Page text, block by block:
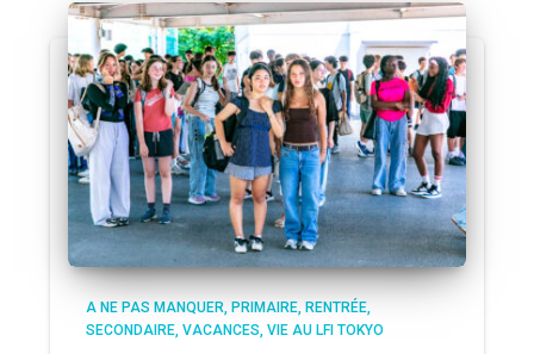
A NE PAS MANQUER PRIMAIRE RENTRÉE
SECONDAIRE VACANCES VIE AU LFI TOKYO